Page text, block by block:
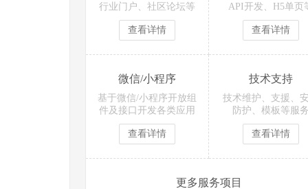
行业门户、社区论坛等
查看详情
API开发、H5单页
查看详情
微信/小程序
基于微信/小程序开放组
件及接口开发各类应用
查看详情
技术支持
技术维护、支援、
防护、模板等服
查看详情
更多服务项目